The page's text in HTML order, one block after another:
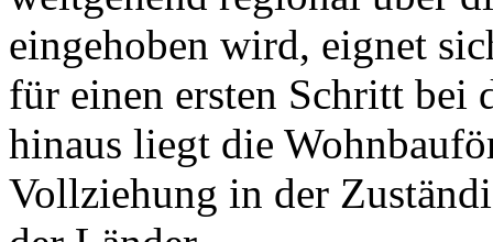
eingehoben wird, eignet
für einen ersten Schritt bei
hinaus liegt die
Vollziehung in der